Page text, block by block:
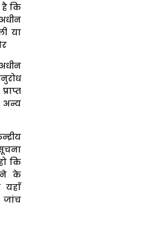
है कि
या
अन्य
कि
के
यहाँ